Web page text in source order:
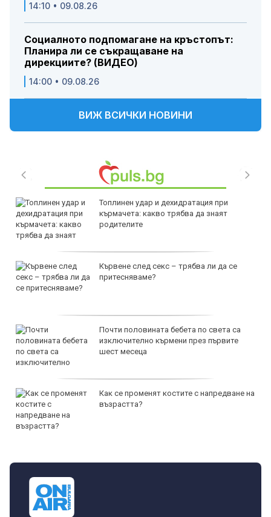
14:10 • 09.08.26
Социалното подпомагане на кръстопът:
Планира ли се съкращаване на
дирекциите? (ВИДЕО)
14:00 • 09.08.26
ВИЖ ВСИЧКИ НОВИНИ
Топлинен удар и дехидратация при
кърмачета: какво трябва да знаят
родителите
Кървене след секс – трябва ли да се
притесняваме?
Почти половината бебета по света са
изключително кърмени през първите
шест месеца
Как се променят костите с напредване на
възрастта?